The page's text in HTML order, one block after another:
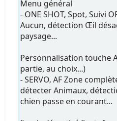
Menu général
- ONE SHOT, Spot, Suivi
Aucun, détection Œil
paysage...
Personnalisation touche
partie, au choix...)
- SERVO, AF Zone
détecter Animaux,
chien passe en courant...